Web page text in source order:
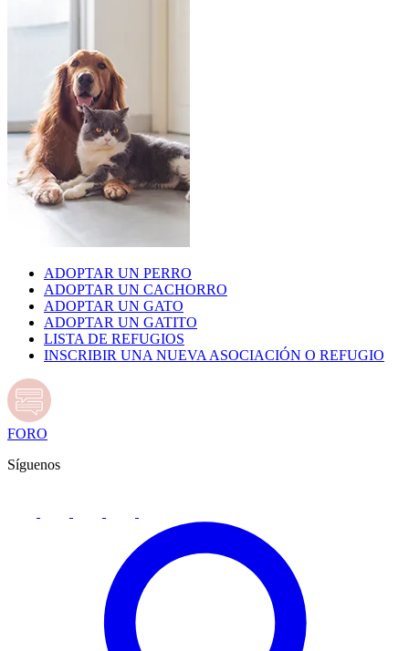
ADOPTAR UN PERRO
ADOPTAR UN CACHORRO
ADOPTAR UN GATO
ADOPTAR UN GATITO
LISTA DE REFUGIOS
INSCRIBIR UNA NUEVA ASOCIACIÓN O REFUGIO
FORO
Síguenos